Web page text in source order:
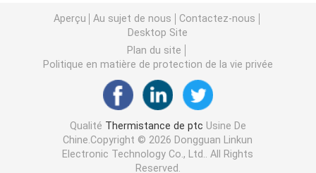
Le thermistore NTC de puissance
Capteur de température de NTC
Varistance CMS
Aperçu Au sujet de nous
Contactez-nous
Desktop Site
Plan du site
Politique en matière de protection de la vie privée
Qualité Thermistance de ptc Usine De
Chine.Copyright © 2026 Dongguan Linkun
Electronic Technology Co., Ltd.. All Rights
Reserved.